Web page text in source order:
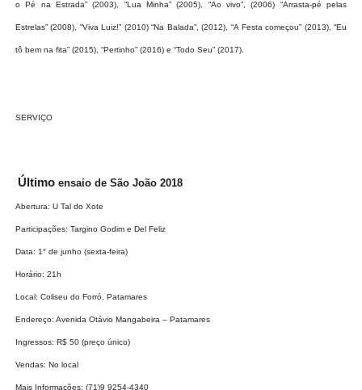
o Pé na Estrada” (2003), “Lua Minha” (2005), “Ao vivo”, (2006) “Arrasta-pé pelas
Estrelas” (2008), “Viva Luiz!” (2010) “Na Balada”, (2012), “A Festa começou” (2013), “Eu
tô bem na fita” (2015), “Pertinho” (2016) e “Todo Seu” (2017).
SERVIÇO
Último ensaio de São João 2018
Abertura: U Tal do Xote
Participações: Targino Godim e Del Feliz
Data: 1° de junho (sexta-feira)
Horário: 21h
Local: Coliseu do Forró, Patamares
Endereço: Avenida Otávio Mangabeira – Patamares
Ingressos: R$ 50 (​preço único​)
Vendas: No local
Mais Informações: (71)​9 9254-4340